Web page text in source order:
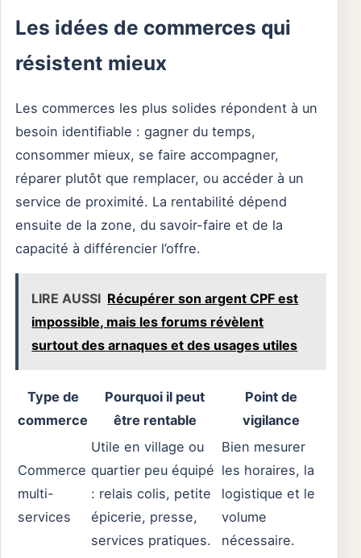
Les idées de commerces qui
résistent mieux
Les commerces les plus solides répondent à un
besoin identifiable : gagner du temps,
consommer mieux, se faire accompagner,
réparer plutôt que remplacer, ou accéder à un
service de proximité. La rentabilité dépend
ensuite de la zone, du savoir-faire et de la
capacité à différencier l’offre.
LIRE AUSSI Récupérer son argent CPF est
impossible, mais les forums révèlent
surtout des arnaques et des usages utiles
Type de
commerce
Pourquoi il peut
être rentable
Point de
vigilance
Commerce
multi-
services
Utile en village ou
quartier peu équipé
: relais colis, petite
épicerie, presse,
services pratiques.
Bien mesurer
les horaires, la
logistique et le
volume
nécessaire.